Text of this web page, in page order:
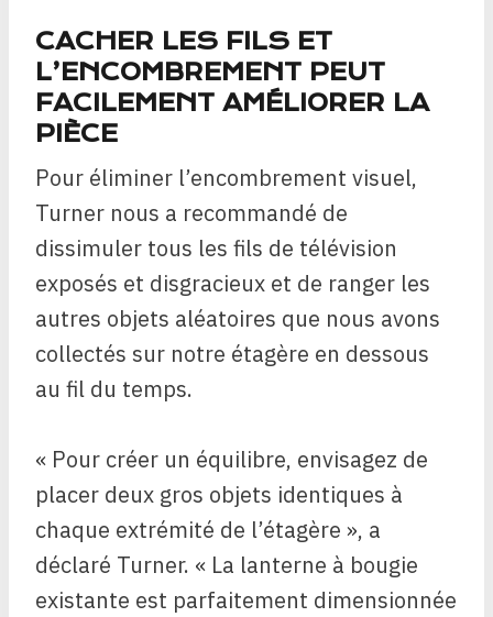
CACHER LES FILS ET
L’ENCOMBREMENT PEUT
FACILEMENT AMÉLIORER LA
PIÈCE
Pour éliminer l’encombrement visuel,
Turner nous a recommandé de
dissimuler tous les fils de télévision
exposés et disgracieux et de ranger les
autres objets aléatoires que nous avons
collectés sur notre étagère en dessous
au fil du temps.
« Pour créer un équilibre, envisagez de
placer deux gros objets identiques à
chaque extrémité de l’étagère », a
déclaré Turner. « La lanterne à bougie
existante est parfaitement dimensionnée